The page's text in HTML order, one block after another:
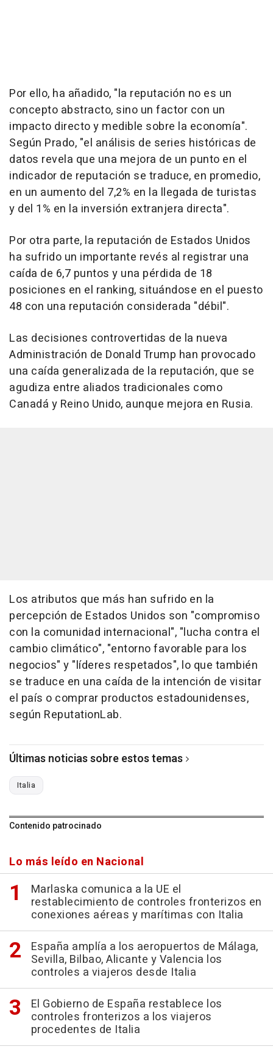
Por ello, ha añadido, "la reputación no es un
concepto abstracto, sino un factor con un
impacto directo y medible sobre la economía".
Según Prado, "el análisis de series históricas de
datos revela que una mejora de un punto en el
indicador de reputación se traduce, en promedio,
en un aumento del 7,2% en la llegada de turistas
y del 1% en la inversión extranjera directa".
Por otra parte, la reputación de Estados Unidos
ha sufrido un importante revés al registrar una
caída de 6,7 puntos y una pérdida de 18
posiciones en el ranking, situándose en el puesto
48 con una reputación considerada "débil".
Las decisiones controvertidas de la nueva
Administración de Donald Trump han provocado
una caída generalizada de la reputación, que se
agudiza entre aliados tradicionales como
Canadá y Reino Unido, aunque mejora en Rusia.
Los atributos que más han sufrido en la
percepción de Estados Unidos son "compromiso
con la comunidad internacional", "lucha contra el
cambio climático", "entorno favorable para los
negocios" y "líderes respetados", lo que también
se traduce en una caída de la intención de visitar
el país o comprar productos estadounidenses,
según ReputationLab.
Últimas noticias sobre estos temas
Italia
Contenido patrocinado
Lo más leído en Nacional
Marlaska comunica a la UE el
restablecimiento de controles fronterizos en
conexiones aéreas y marítimas con Italia
España amplía a los aeropuertos de Málaga,
Sevilla, Bilbao, Alicante y Valencia los
controles a viajeros desde Italia
El Gobierno de España restablece los
controles fronterizos a los viajeros
procedentes de Italia